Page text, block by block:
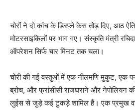
चोरों ने दो कांच के डिस्प्ले केस तोड़ दिए, आठ
मोटरसाइकिलों पर भाग गए। संस्कृति मंत्री
ऑपरेशन सिर्फ चार मिनट तक चला।
चोरी की गई वस्तुओं में एक नीलमणि मुकुट, एक
ब्रोच, और फ्रांसीसी राजघराने और नेपोलियन की
लुईस से जुड़े कई टुकड़े शामिल हैं। एक प्रमुख